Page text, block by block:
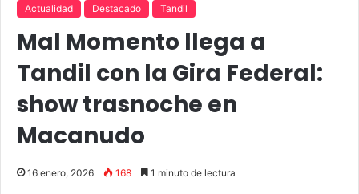
Actualidad Destacado Tandil
Mal Momento llega a
Tandil con la Gira Federal:
show trasnoche en
Macanudo
16 enero, 2026 168 1 minuto de lectura